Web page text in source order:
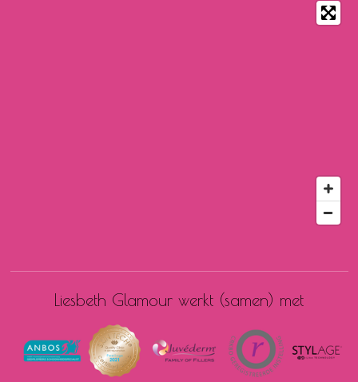
Liesbeth Glamour werkt (samen) met